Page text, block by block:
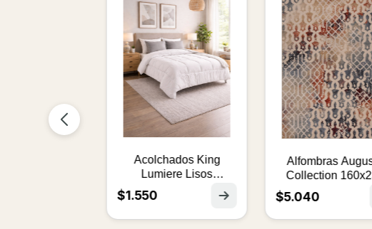
1 Plaza
Acolchados King
Lumiere Lisos
2.20x2.40
$1.550
Alfombras Augusta
Collection 160x235
$5.040